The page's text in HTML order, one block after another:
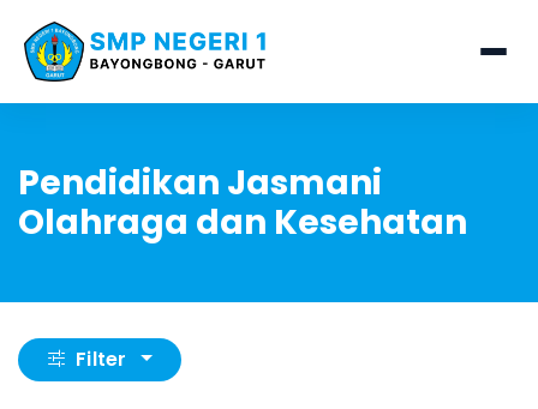
Pendidikan Jasmani
Olahraga dan Kesehatan
Filter